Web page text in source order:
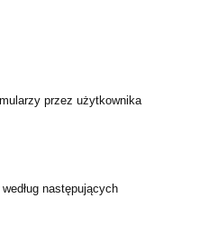
przez użytkownika
następujących